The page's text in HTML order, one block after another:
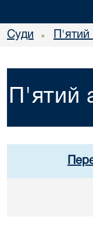
Суди • П'ятий
П'ятий